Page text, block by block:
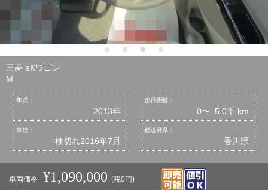
三菱 eKワゴン
M
年式：
2013年
走行距離：
0〜 5.0千 km
車検：
検切れ2016年7月
都道府県：
香川県
車両価格 ¥1,090,000(税0円)